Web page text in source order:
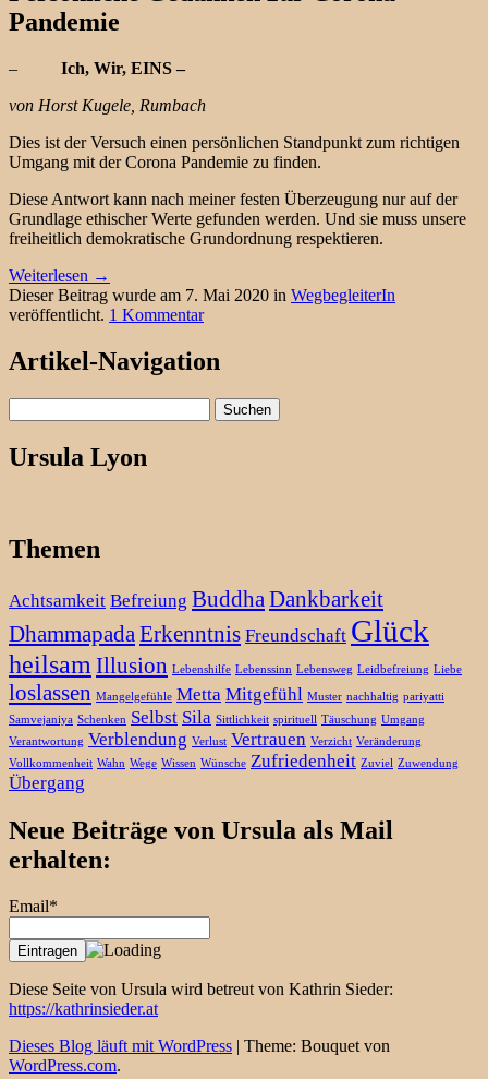
Pandemie
– Ich, Wir, EINS –
von Horst Kugele, Rumbach
Dies ist der Versuch einen persönlichen Standpunkt zum richtigen
Umgang mit der Corona Pandemie zu finden.
Diese Antwort kann nach meiner festen Überzeugung nur auf der
Grundlage ethischer Werte gefunden werden. Und sie muss unsere
freiheitlich demokratische Grundordnung respektieren.
Weiterlesen →
Dieser Beitrag wurde am 7. Mai 2020 in WegbegleiterIn
veröffentlicht. 1 Kommentar
Artikel-Navigation
nach:
Ursula Lyon
Themen
Achtsamkeit Befreiung BuddhaDankbarkeit
DhammapadaErkenntnis Freundschaft Glück
heilsam Illusion Lebenshilfe Lebenssinn Lebensweg Leidbefreiung Liebe
loslassen Mangelgefühle Metta Mitgefühl Muster nachhaltig pariyatti
Samvejaniya Schenken Selbst Sila Sittlichkeit spirituell Täuschung Umgang
Verantwortung Verblendung Verlust Vertrauen Verzicht Veränderung
Vollkommenheit Wahn Wege Wissen Wünsche Zufriedenheit Zuviel Zuwendung
Übergang
Neue Beiträge von Ursula als Mail
erhalten:
Email*
Diese Seite von Ursula wird betreut von Kathrin Sieder:
https://kathrinsieder.at
Dieses Blog läuft mit WordPress | Theme: Bouquet von
WordPress.com.